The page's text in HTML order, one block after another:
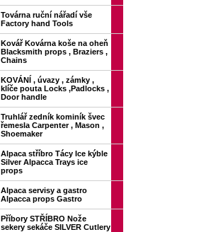
Továrna ruční nářadí vše
Factory hand Tools
Kovář Kovárna koše na oheň
Blacksmith props , Braziers ,
Chains
KOVÁNÍ , úvazy , zámky ,
klíče pouta Locks ,Padlocks ,
Door handle
Truhlář zedník kominík švec
řemesla Carpenter , Mason ,
Shoemaker
Alpaca stříbro Tácy Ice kýble
Silver Alpacca Trays ice
props
Alpaca servisy a gastro
Alpacca props Gastro
Příbory STŘÍBRO Nože
sekery sekáče SILVER Cutlery